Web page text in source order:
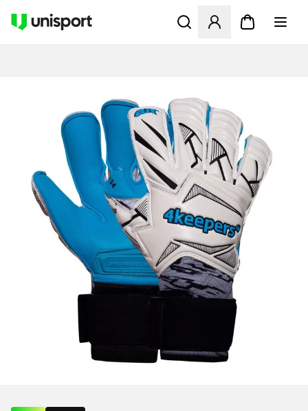
Öffnet ein neues Fenster